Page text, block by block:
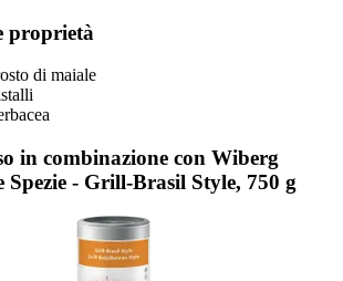
proprietà
di maiale
in combinazione con Wiberg
Spezie - Grill-Brasil Style, 750 g